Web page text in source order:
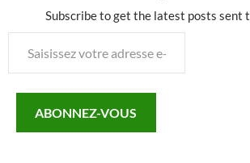
Subscribe to get the latest posts sent
votre
mail…ABONNEZ-VOUS